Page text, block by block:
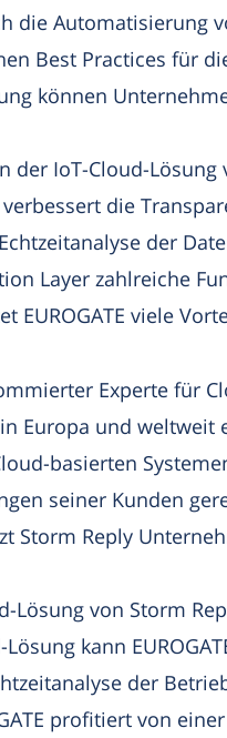
die Automatisierung
Best Practices für
können
der IoT-Cloud-
die
der
Layer zahlreiche
EUROGATE viele
Experte für
Europa und
basierten
seiner Kunden
Storm Reply
Lösung von Storm
kann
der
profitiert von